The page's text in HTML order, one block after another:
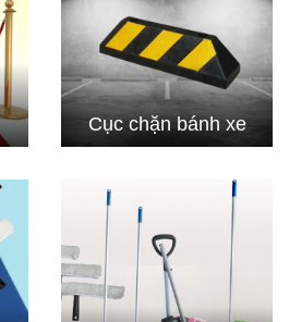
Cục chặn bánh xe